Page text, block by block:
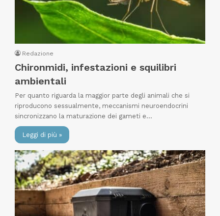
Redazione
Chironmidi, infestazioni e squilibri
ambientali
Per quanto riguarda la maggior parte degli animali che si
riproducono sessualmente, meccanismi neuroendocrini
sincronizzano la maturazione dei gameti e…
Leggi di più »